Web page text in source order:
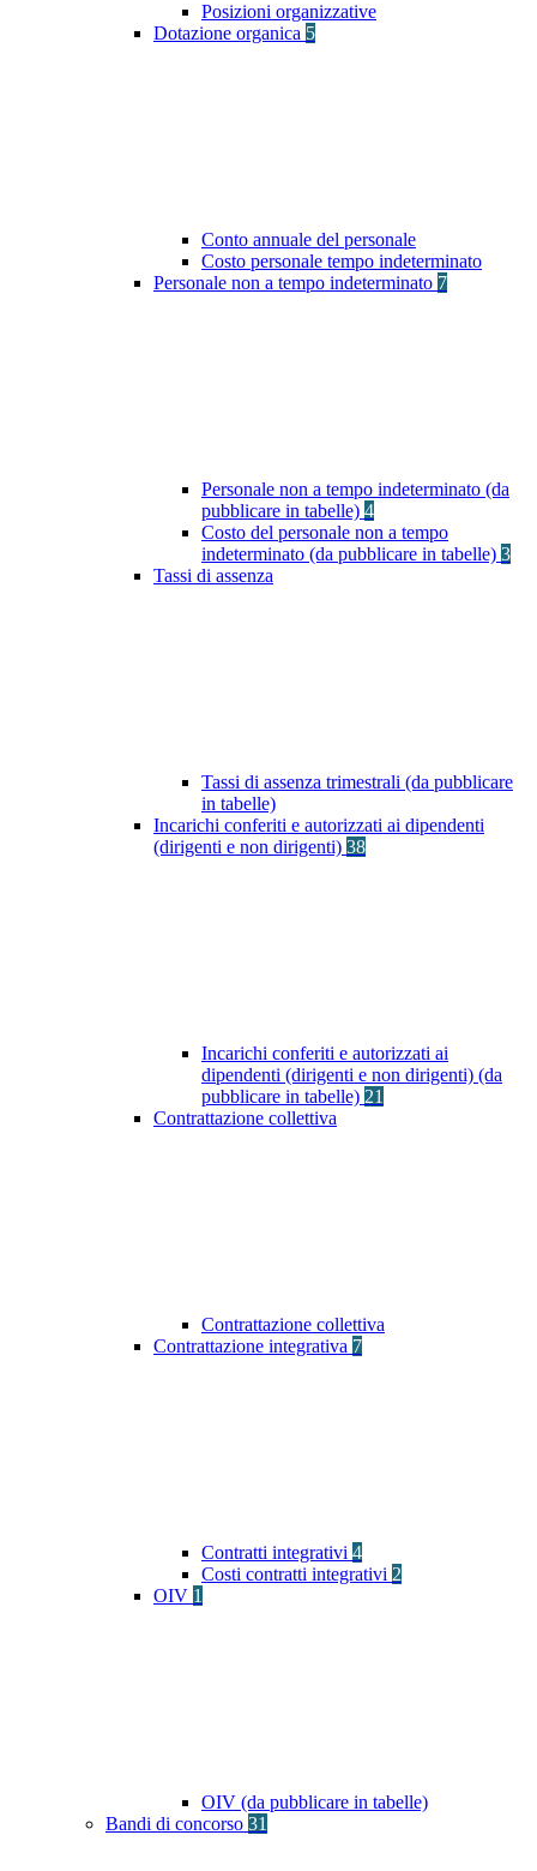
Posizioni organizzative
Dotazione organica 5
Conto annuale del personale
Costo personale tempo indeterminato
Personale non a tempo indeterminato 7
Personale non a tempo indeterminato (da
pubblicare in tabelle) 4
Costo del personale non a tempo
indeterminato (da pubblicare in tabelle) 3
Tassi di assenza
Tassi di assenza trimestrali (da pubblicare
in tabelle)
Incarichi conferiti e autorizzati ai dipendenti
(dirigenti e non dirigenti) 38
Incarichi conferiti e autorizzati ai
dipendenti (dirigenti e non dirigenti) (da
pubblicare in tabelle) 21
Contrattazione collettiva
Contrattazione collettiva
Contrattazione integrativa 7
Contratti integrativi 4
Costi contratti integrativi 2
OIV 1
OIV (da pubblicare in tabelle)
Bandi di concorso 31